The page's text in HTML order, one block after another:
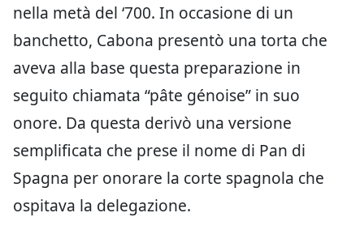
nella metà del ‘700. In occasione di un
banchetto, Cabona presentò una torta che
aveva alla base questa preparazione in
seguito chiamata “pâte génoise” in suo
onore. Da questa derivò una versione
semplificata che prese il nome di Pan di
Spagna per onorare la corte spagnola che
ospitava la delegazione.